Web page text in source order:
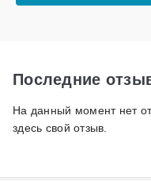
Последние
На данный момент нет
здесь свой отзыв.